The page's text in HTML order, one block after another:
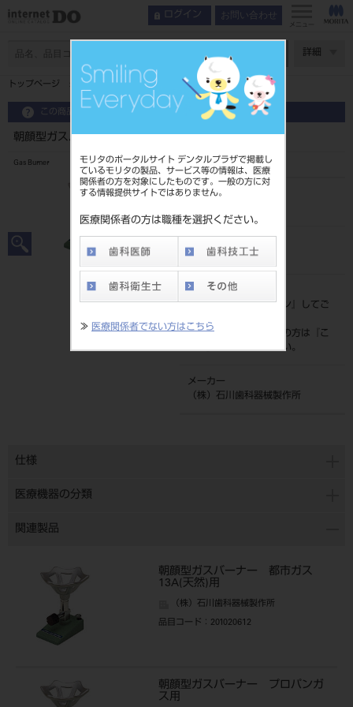
モリタのポータルサイト デンタルプラザで掲載し
ているモリタの製品、サービス等の情報は、医療
関係者の方を対象にしたものです。一般の方に対
する情報提供サイトではありません。
医療関係者の方は職種を選択ください。
≫ 医療関係者でない方はこちら
ログイン お問い合わせ
メニュー
詳細
トップページ 朝顔型ガスバーナー セット 都市ガス13A(天然)用
この商品に関するお問い合わせ
朝顔型ガスバーナー セット 都市ガス13A(天然)用
Gas Burner
品目コード
4560216354572
標準価格
価格の確認は『ログイン
』してご
ネット会員登録がまだの方は『
こ
ちら』より登録ください。
メーカー
（株）石川歯科器械製作所
仕様
医療機器の分類
関連製品
朝顔型ガスバーナー 都市ガス
13A(天然)用
（株）石川歯科器械製作所
品目コード ：201020612
朝顔型ガスバーナー プロパンガ
ス用